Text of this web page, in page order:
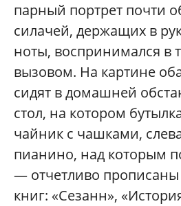
парный портрет почти
силачей, держащих в
ноты, воспринимался в
вызовом. На картине
сидят в домашней
стол, на котором
чайник с чашками,
пианино, над которым
— отчетливо прописаны
книг: «Сезанн»,